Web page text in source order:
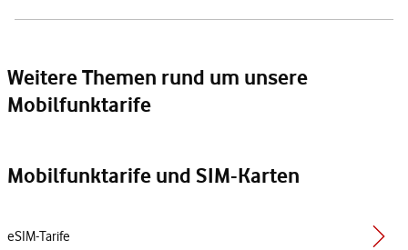
Weitere Themen rund um unsere
Mobilfunktarife
Mobilfunktarife und SIM-Karten
eSIM-Tarife